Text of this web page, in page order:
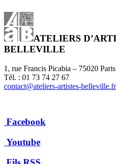
ATELIERS
BELLEVILLE
1, rue Francis Picabia – 75020 Paris
Tél. : 01 73 74 27 67
contact@ateliers-artistes-belleville.fr
Facebook
Youtube